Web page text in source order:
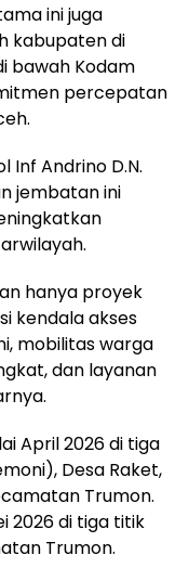
ini juga
kabupaten di
bawah Kodam
percepatan
Inf Andrino D.N.
jembatan ini
hanya proyek
kendala akses
mobilitas warga
dan layanan
April 2026 di tiga
Desa Raket,
Trumon.
2026 di tiga titik
Trumon.